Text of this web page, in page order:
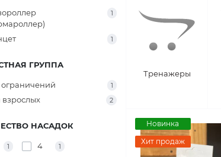
1
1
ГРУППА
ограничений 1
взрослых 2
НАСАДОК
1 4 1
Тренажеры
Новинка
Хит продаж